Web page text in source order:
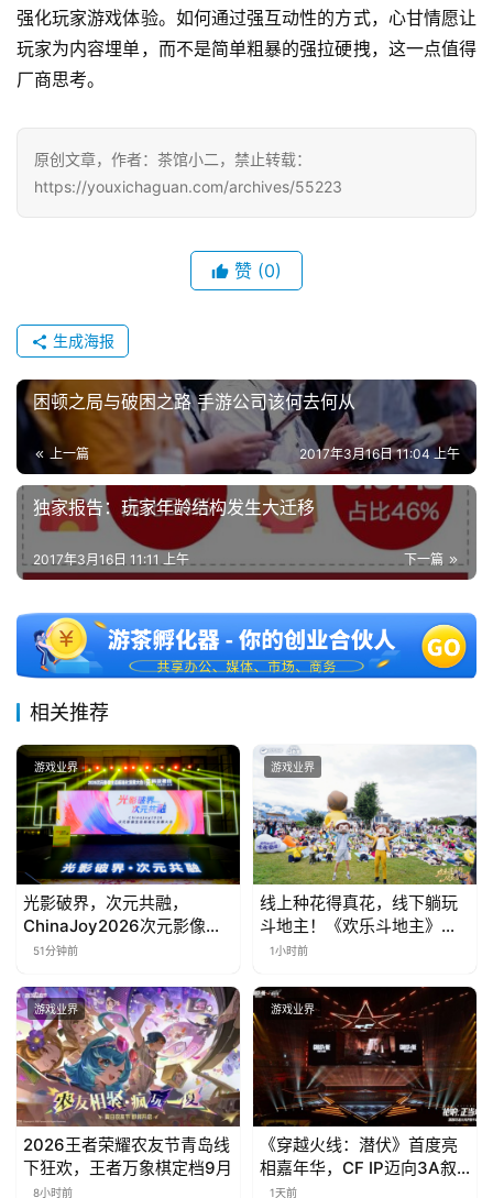
0
日
游
茶
对
海
中
文
(
中
国
强化玩家游戏体验。如何通过强互动性的方式，心甘情愿让
玩家为内容埋单，而不是简单粗暴的强拉硬拽，这一点值得
厂商思考。
原创文章，作者：茶馆小二，禁止转载：
https://youxichaguan.com/archives/55223
赞 (0)
生成海报
困顿之局与破困之路 手游公司该何去何从
上一篇 2017年3月16日 11:04 上午
独家报告：玩家年龄结构发生大迁移
下一篇
2017年3月16日 11:11 上午
相关推荐
游戏业界
光影破界，次元共融，
ChinaJoy2026次元影像生
态标准化发展大会盛大召开
51分钟前
游戏业界
线上种花得真花，线下躺玩
斗地主！《欢乐斗地主》欢
乐中国行·云南站精彩盘点
1小时前
游戏业界
2026王者荣耀农友节青岛线
下狂欢，王者万象棋定档9月
8小时前
游戏业界
《穿越火线：潜伏》首度亮
相嘉年华，CF IP迈向3A叙
事新高度
1天前